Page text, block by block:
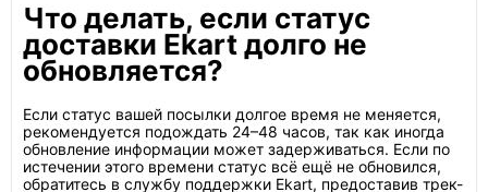
Что делать, если статус
доставки Ekart долго не
обновляется?
Если статус вашей посылки долгое время не меняется,
рекомендуется подождать 24–48 часов, так как иногда
обновление информации может задерживаться. Если по
истечении этого времени статус всё ещё не обновился,
обратитесь в службу поддержки Ekart, предоставив трек-